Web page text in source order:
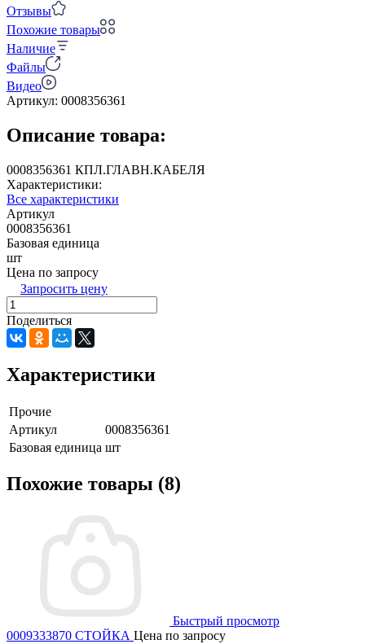
Отзывы
Похожие товары
Наличие
Файлы
Видео
Артикул: 0008356361
Описание товара:
0008356361 КПЛ.ГЛАВН.КАБЕЛЯ
Характеристики:
Все характеристики
Артикул
0008356361
Базовая единица
шт
Цена по запросу
Запросить цену
Поделиться
Характеристики
Прочие
Артикул
0008356361
Базовая единица шт
Похожие товары (8)
Быстрый просмотр
0009333870 СТОЙКА Цена по запросу